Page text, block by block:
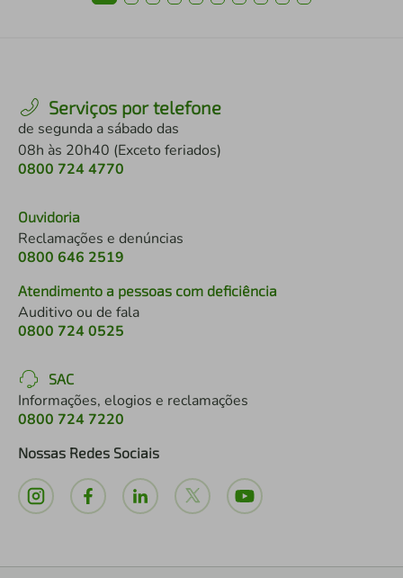
Serviços por telefone
de segunda a sábado das
08h às 20h40 (Exceto feriados)
0800 724 4770
Ouvidoria
Reclamações e denúncias
0800 646 2519
Atendimento a pessoas com deficiência
Auditivo ou de fala
0800 724 0525
SAC
Informações, elogios e reclamações
0800 724 7220
Nossas Redes Sociais